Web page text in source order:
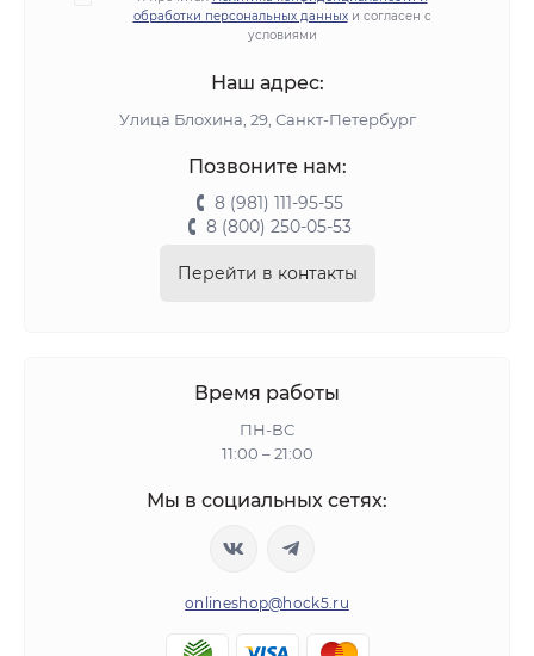
обработки персональных данныхи согласен с
условиями
Наш адрес:
Улица Блохина, 29, Санкт-Петербург
Позвоните нам:
8 (981) 111-95-55
8 (800) 250-05-53
Перейти в контакты
Время работы
ПН-ВС
11:00 – 21:00
Мы в социальных сетях:
onlineshop@hock5.ru